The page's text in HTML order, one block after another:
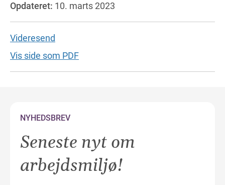
Opdateret: 10. marts 2023
Videresend
Vis side som PDF
NYHEDSBREV
Seneste nyt om
arbejdsmiljø!